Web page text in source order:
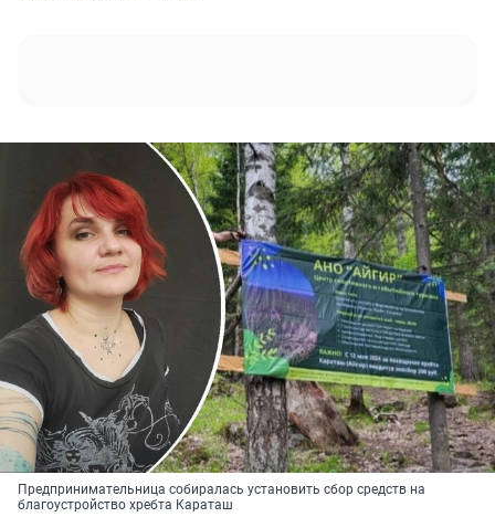
Предпринимательница собиралась установить сбор средств на
благоустройство хребта Караташ